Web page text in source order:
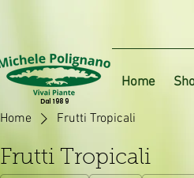
Dal 1989
Home
Home Frutti Tropicali
Frutti Tropicali